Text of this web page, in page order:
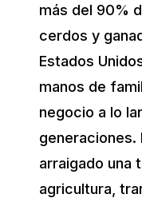
más del 90%
cerdos y
Estados
manos de
negocio a lo
generaciones.
arraigado una
agricultura,